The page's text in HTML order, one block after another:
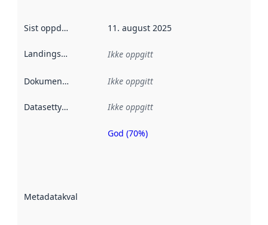
Sist oppdatert 11. august 2025
Landingsside Ikke oppgitt
Dokumentasjon Ikke oppgitt
Datasettype Ikke oppgitt
Metadatakvalitet
Metadatakvalitet
God (70%)